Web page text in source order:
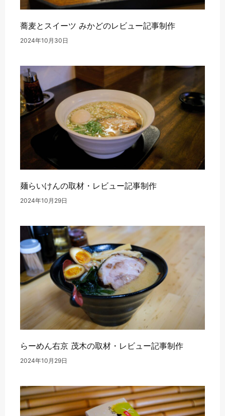
蕎麦とスイーツ みかどのレビュー記事制作
2024年10月30日
麺らいけんの取材・レビュー記事制作
2024年10月29日
らーめん右京 茂木の取材・レビュー記事制作
2024年10月29日